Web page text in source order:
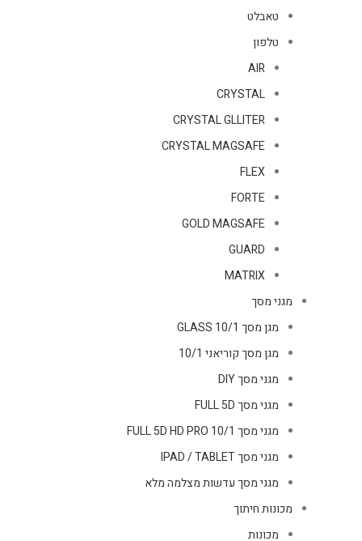
טאבלט
טלפון
AIR
CRYSTAL
CRYSTAL GLLITER
CRYSTAL MAGSAFE
FLEX
FORTE
GOLD MAGSAFE
GUARD
MATRIX
מגני מסך
מגן מסך GLASS 10/1
מגן מסך קוריאני 10/1
מגני מסך DIY
מגני מסך FULL 5D
מגני מסך FULL 5D HD PRO 10/1
מגני מסך IPAD / TABLET
מגני מסך עדשות מצלמה מלא
מכונות חיתוך
מכונות